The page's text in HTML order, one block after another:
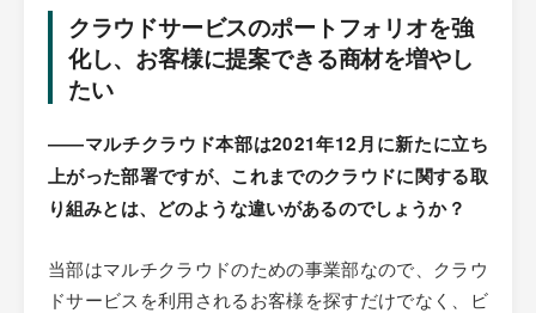
クラウドサービスのポートフォリオを強
化し、お客様に提案できる商材を増やし
たい
――マルチクラウド本部は2021年12月に新たに立ち
上がった部署ですが、これまでのクラウドに関する取
り組みとは、どのような違いがあるのでしょうか？
当部はマルチクラウドのための事業部なので、クラウ
ドサービスを利用されるお客様を探すだけでなく、ビ